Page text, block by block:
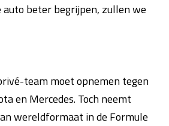
beter begrijpen, zullen we
team moet opnemen tegen
en Mercedes. Toch neemt
wereldformaat in de Formule